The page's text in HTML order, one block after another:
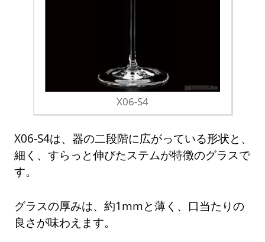
X06-S4
X06-S4は、器の二段階に広がっている形状と、
細く、すらっと伸びたステムが特徴のグラスで
す。
グラスの厚みは、約1mmと薄く、口当たりの
良さが味わえます。